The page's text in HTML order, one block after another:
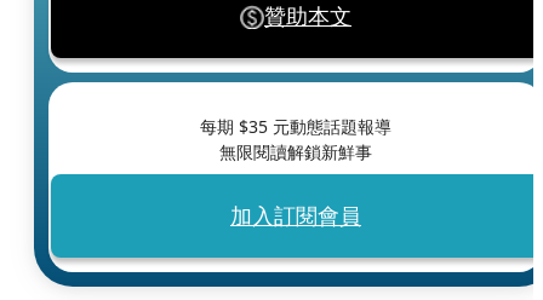
贊助本文
每期 $35 元動態話題報導
無限閱讀解鎖新鮮事
加入訂閱會員